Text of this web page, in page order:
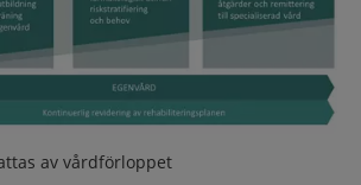
av vårdförloppet